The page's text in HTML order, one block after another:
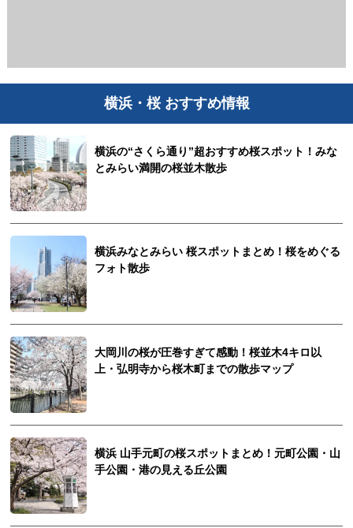
横浜・桜 おすすめ情報
横浜の“さくら通り”超おすすめ桜スポット！みな
とみらい満開の桜並木散歩
横浜みなとみらい 桜スポットまとめ！桜をめぐる
フォト散歩
大岡川の桜が圧巻すぎて感動！桜並木4キロ以
上・弘明寺から桜木町までの散歩マップ
横浜 山手元町の桜スポットまとめ！元町公園・山
手公園・港の見える丘公園